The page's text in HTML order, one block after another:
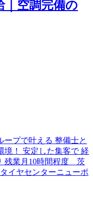
｜空調完備の